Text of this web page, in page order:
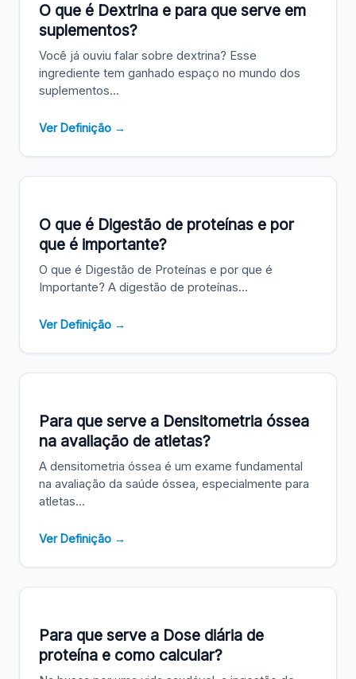
O que é Dextrina e para que serve em
suplementos?
Você já ouviu falar sobre dextrina? Esse
ingrediente tem ganhado espaço no mundo dos
suplementos...
Ver Definição →
O que é Digestão de proteínas e por
que é importante?
O que é Digestão de Proteínas e por que é
Importante? A digestão de proteínas...
Ver Definição →
Para que serve a Densitometria óssea
na avaliação de atletas?
A densitometria óssea é um exame fundamental
na avaliação da saúde óssea, especialmente para
atletas...
Ver Definição →
Para que serve a Dose diária de
proteína e como calcular?